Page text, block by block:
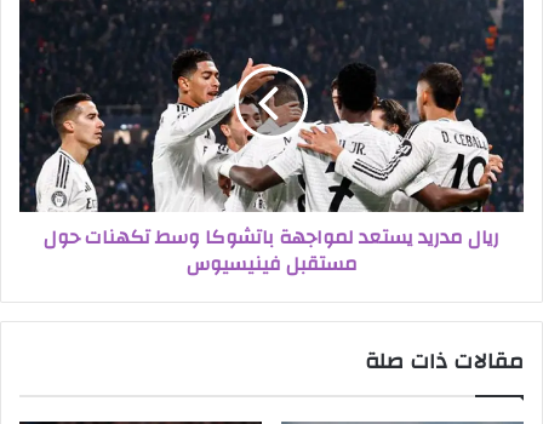
ريال مدريد يستعد لمواجهة باتشوكا وسط تكهنات حول
مستقبل فينيسيوس
مقالات ذات صلة